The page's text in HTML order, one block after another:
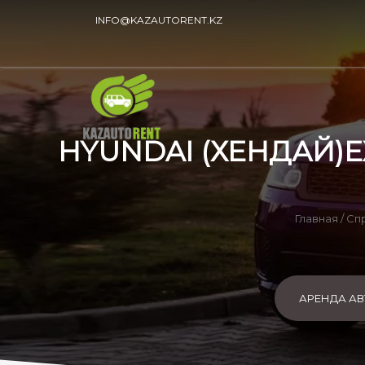
INFO@KAZAUTORENT.KZ
HYUNDAI
Главная /
АРЕНДА